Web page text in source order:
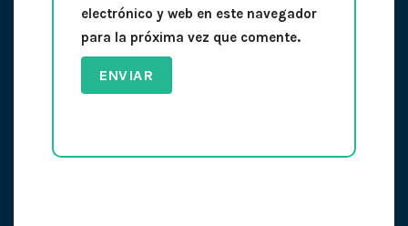
electrónico y web en este navegador
para la próxima vez que comente.